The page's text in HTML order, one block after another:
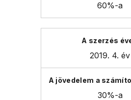
60%-a
2019. 4. év
30%-a